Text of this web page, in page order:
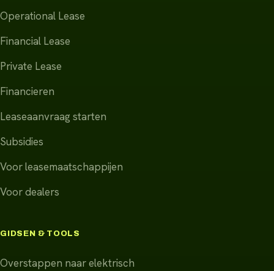
Operational Lease
Financial Lease
Private Lease
Financieren
Leaseaanvraag starten
Subsidies
Voor leasemaatschappijen
Voor dealers
GIDSEN & TOOLS
Overstappen naar elektrisch